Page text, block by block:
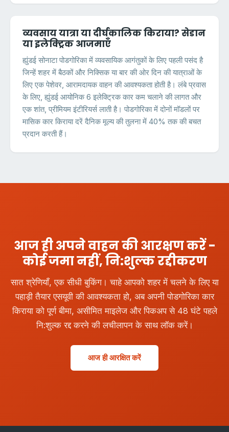
व्यवसाय यात्रा या दीर्घकालिक किराया? सेडान
या इलेक्ट्रिक आजमाएँ
ह्युंडई सोनाटा पोडगोरिका में व्यवसायिक आगंतुकों के लिए पहली पसंद है
जिन्हें शहर में बैठकों और निक्सिक या बार की ओर दिन की यात्राओं के
लिए एक पेशेवर, आरामदायक वाहन की आवश्यकता होती है। लंबे प्रवास
के लिए, ह्युंडई आयोनिक 6 इलेक्ट्रिक कार कम चलाने की लागत और
एक शांत, प्रीमियम इंटीरियर्स लाती है। पोडगोरिका में दोनों मॉडलों पर
मासिक कार किराया दरें दैनिक मूल्य की तुलना में 40% तक की बचत
प्रदान करती हैं।
आज ही अपने वाहन की आरक्षण करें -
कोई जमा नहीं, नि:शुल्क रद्दीकरण
सात श्रेणियाँ, एक सीधी बुकिंग। चाहे आपको शहर में चलने के लिए या
पहाड़ी तैयार एसयूवी की आवश्यकता हो, अब अपनी पोडगोरिका कार
किराया को पूर्ण बीमा, असीमित माइलेज और पिकअप से 48 घंटे पहले
नि:शुल्क रद्द करने की लचीलापन के साथ लॉक करें।
आज ही आरक्षित करें